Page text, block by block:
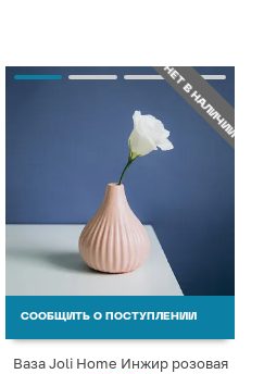
НЕТ В НАЛИЧИИ
СООБЩИТЬ О ПОСТУПЛЕНИИ
Ваза Joli Home Инжир розовая